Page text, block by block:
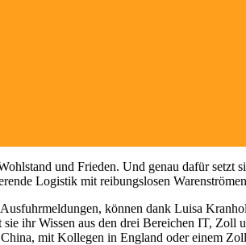
und Frieden. Und genau dafür
Logistik mit reibungslosen
können dank Luisa
ihr Wissen aus den drei Bereichen IT,
mit Kollegen in England oder einem